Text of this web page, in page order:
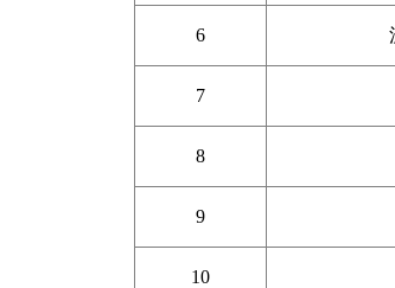
6
7
8
9
10